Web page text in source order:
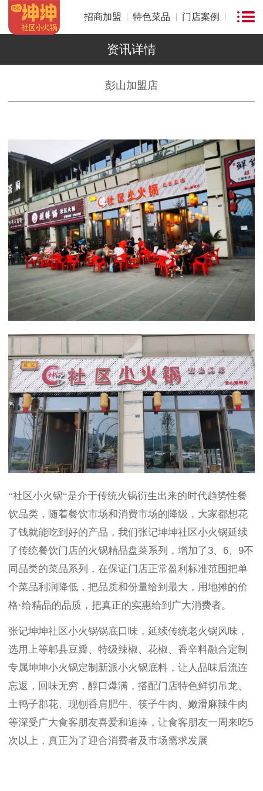
招商加盟 特色菜品 门店案例
资讯详情
彭山加盟店
“社区小火锅“是介于传统火锅衍生出来的时代趋势性餐
饮品类，随着餐饮市场和消费市场的降级，大家都想花
了钱就能吃到好的产品，我们张记坤坤社区小火锅延续
了传统餐饮门店的火锅精品盘菜系列，增加了3、 6、 9不
同品类的菜品系列，在保证门店正常盈利标准范围把单
个菜品利润降低，把品质和份量给到最大，用地摊的价
格·给精品的品质，把真正的实惠给到广大消费者。
张记坤坤社区小火锅锅底口味，延续传统老火锅风味，
选用上等郫县豆瓣、特级辣椒、花椒、香辛料融合定制
专属坤坤小火锅定制新派小火锅底料，让人品味后流连
忘返，回味无穷，醇口爆满，搭配门店特色鲜切吊龙、
土鸭子郡花、现刨香肩肥牛、筷子牛肉、嫩滑麻辣牛肉
等深受广大食客朋友喜爱和追捧，让食客朋友一周来吃5
次以上，真正为了迎合消费者及市场需求发展